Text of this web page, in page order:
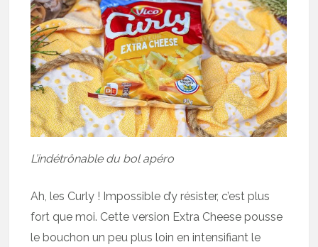
L’indétrônable du bol apéro
Ah, les Curly ! Impossible d’y résister, c’est plus
fort que moi. Cette version Extra Cheese pousse
le bouchon un peu plus loin en intensifiant le